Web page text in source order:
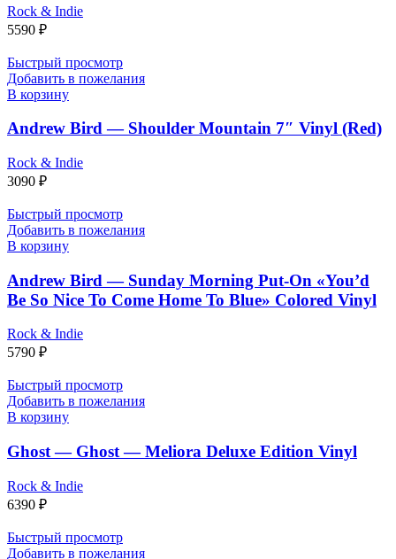
Rock & Indie
5590 ₽
Быстрый просмотр
Добавить в пожелания
В корзину
Andrew Bird — Shoulder Mountain 7″ Vinyl (Red)
Rock & Indie
3090 ₽
Быстрый просмотр
Добавить в пожелания
В корзину
Andrew Bird — Sunday Morning Put-On «You’d
Be So Nice To Come Home To Blue» Colored Vinyl
Rock & Indie
5790 ₽
Быстрый просмотр
Добавить в пожелания
В корзину
Ghost — Ghost — Meliora Deluxe Edition Vinyl
Rock & Indie
6390 ₽
Быстрый просмотр
Добавить в пожелания